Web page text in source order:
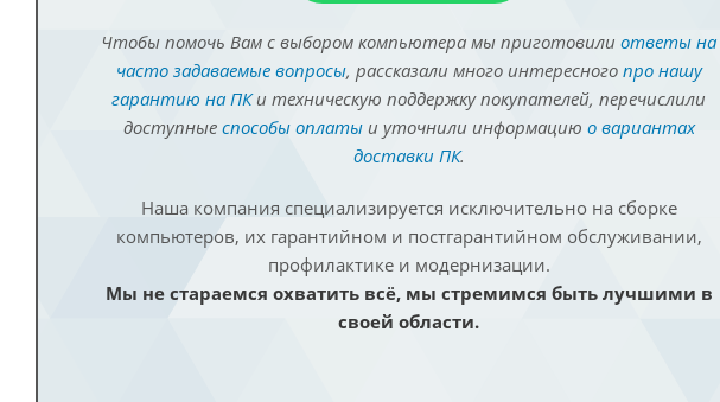
Чтобы помочь Вам с выбором компьютера мы приготовили ответы на
часто задаваемые вопросы, рассказали много интересного про нашу
гарантию на ПКи техническую поддержку покупателей, перечислили
доступные способы оплатыи уточнили информацию о вариантах
доставки ПК.
Наша компания специализируется исключительно на сборке
компьютеров, их гарантийном и постгарантийном обслуживании,
профилактике и модернизации.
Мы не стараемся охватить всё, мы стремимся быть лучшими в
своей области.